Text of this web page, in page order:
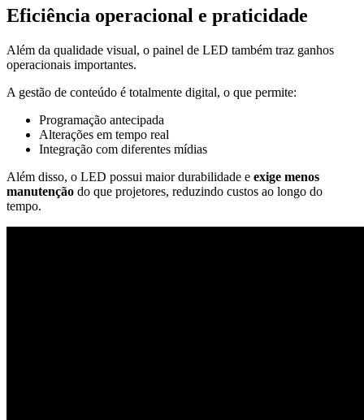
Eficiência operacional e praticidade
Além da qualidade visual, o painel de LED também traz ganhos
operacionais importantes.
A gestão de conteúdo é totalmente digital, o que permite:
Programação antecipada
Alterações em tempo real
Integração com diferentes mídias
Além disso, o LED possui maior durabilidade e exige menos
manutenção do que projetores, reduzindo custos ao longo do
tempo.